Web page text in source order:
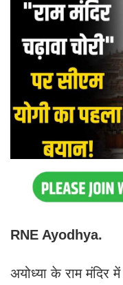
RNE Ayodhya.
अयोध्या के राम मंदिर